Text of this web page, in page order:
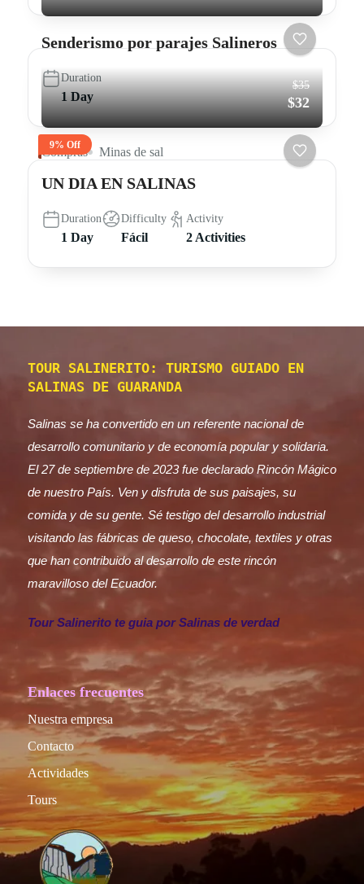
Senderismo por parajes Salineros
Duration
1 Day
9% Off
$35
$32
Compras Minas de sal
UN DIA EN SALINAS
Duration
1 Day
Difficulty
Fácil
Activity
2 Activities
TOUR SALINERITO: TURISMO GUIADO EN
SALINAS DE GUARANDA
Salinas se ha convertido en un referente nacional de
desarrollo comunitario y de economía popular y solidaria.
El 27 de septiembre de 2023 fue declarado Rincón Mágico
de nuestro País. Ven y disfruta de sus paisajes, su
comida y de su gente. Sé testigo del desarrollo industrial
visitando las fábricas de queso, chocolate, textiles y otras
que han contribuido al desarrollo de este rincón
maravilloso del Ecuador.
Tour Salinerito te guia por Salinas de verdad
Enlaces frecuentes
Nuestra empresa
Contacto
Actividades
Tours